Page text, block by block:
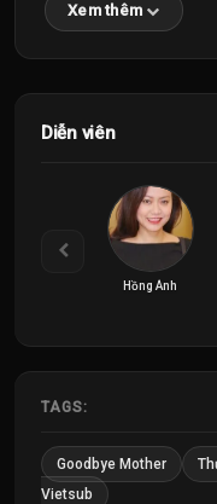
Xem thêm
Diễn viên
Hồng Ánh
TAGS:
Goodbye Mother
Vietsub